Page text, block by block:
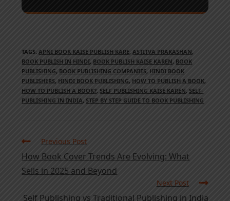
TAGS:APNI BOOK KAISE PUBLISH KARE, ASTITVA PRAKASHAN,
BOOK PUBLISH IN HINDI, BOOK PUBLISH KAISE KAREN, BOOK
PUBLISHING, BOOK PUBLISHING COMPANIES, HINDI BOOK
PUBLISHERS, HINDI BOOK PUBLISHING, HOW TO PUBLISH A BOOK,
HOW TO PUBLISH A BOOK?, SELF PUBLISHING KAISE KAREN, SELF-
PUBLISHING IN INDIA, STEP BY STEP GUIDE TO BOOK PUBLISHING
Previous Post
How Book Cover Trends Are Evolving: What
Sells in 2025 and Beyond
Next Post
Self Publishing vs Traditional Publishing in India